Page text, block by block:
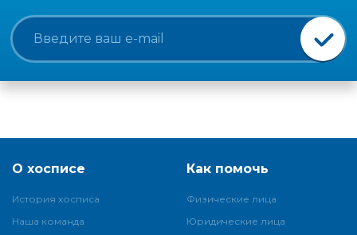
О хосписе
История хосписа
Наша команда
Как помочь
Физические лица
Юридические лица